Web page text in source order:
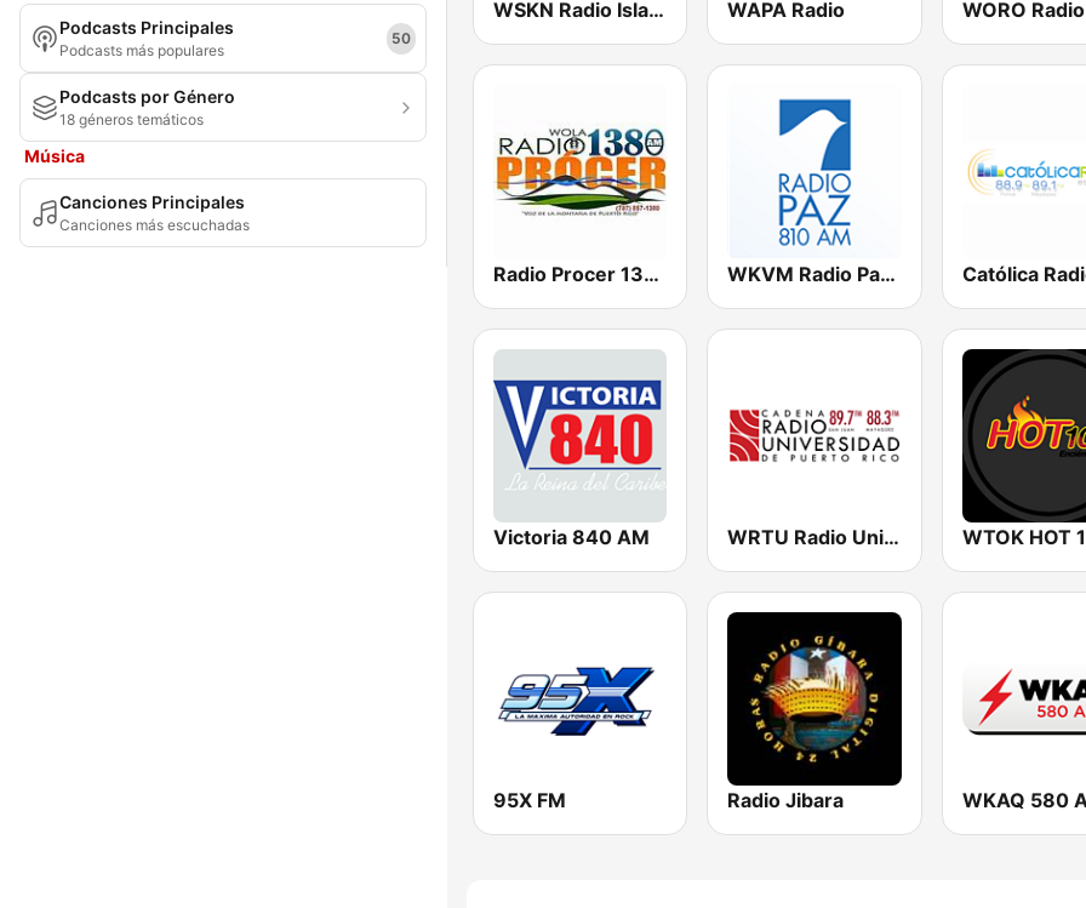
Podcasts Principales
Podcasts más populares
50
Podcasts por Género
18 géneros temáticos
Música
Canciones Principales
Canciones más escuchadas
WSKN Radio Isla 1320 AM WAPA Radio
Radio Procer 1380 AM WKVM Radio Paz 810 AM Católica
Victoria 840 AM WRTU Radio Universidad FM WTOK HOT
95X FM Radio Jibara WKAQ 580